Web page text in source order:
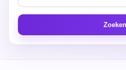
Zoeken